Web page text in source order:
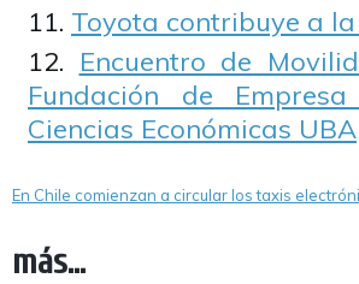
Toyota contribuye a
Encuentro de
Fundación de
Ciencias Económicas UBA
En Chile comienzan a circular los taxis
más...